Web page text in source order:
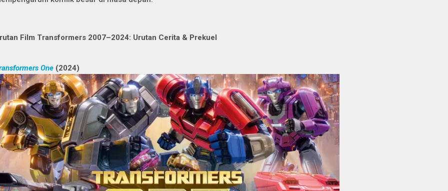
Film Transformers 2007–2024: Urutan Cerita & Prekuel
One (2024)